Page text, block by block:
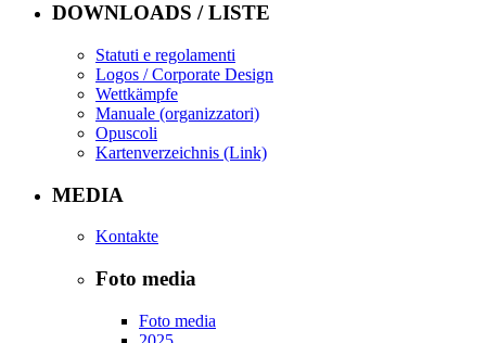
DOWNLOADS / LISTE
Statuti e regolamenti
Logos / Corporate Design
Wettkämpfe
Manuale (organizzatori)
Opuscoli
Kartenverzeichnis (Link)
MEDIA
Kontakte
Foto media
Foto media